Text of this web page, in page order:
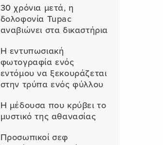
30 χρόνια μετά, η
δολοφονία Tupac
αναβιώνει στα δικαστήρια
Η εντυπωσιακή
φωτογραφία ενός
εντόμου να ξεκουράζεται
στην τρύπα ενός φύλλου
Η μέδουσα που κρύβει το
μυστικό της αθανασίας
Προσωπικοί σεφ